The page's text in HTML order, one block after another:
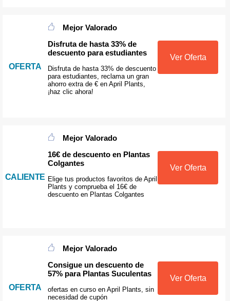
OFERTA
Mejor Valorado
Disfruta de hasta 33% de
descuento para estudiantes
Disfruta de hasta 33% de descuento
para estudiantes, reclama un gran
ahorro extra de € en April Plants,
¡haz clic ahora!
Ver Oferta
CALIENTE
Mejor Valorado
16€ de descuento en Plantas
Colgantes
Elige tus productos favoritos de April
Plants y comprueba el 16€ de
descuento en Plantas Colgantes
Ver Oferta
OFERTA
Mejor Valorado
Consigue un descuento de
57% para Plantas Suculentas
ofertas en curso en April Plants, sin
necesidad de cupón
Ver Oferta